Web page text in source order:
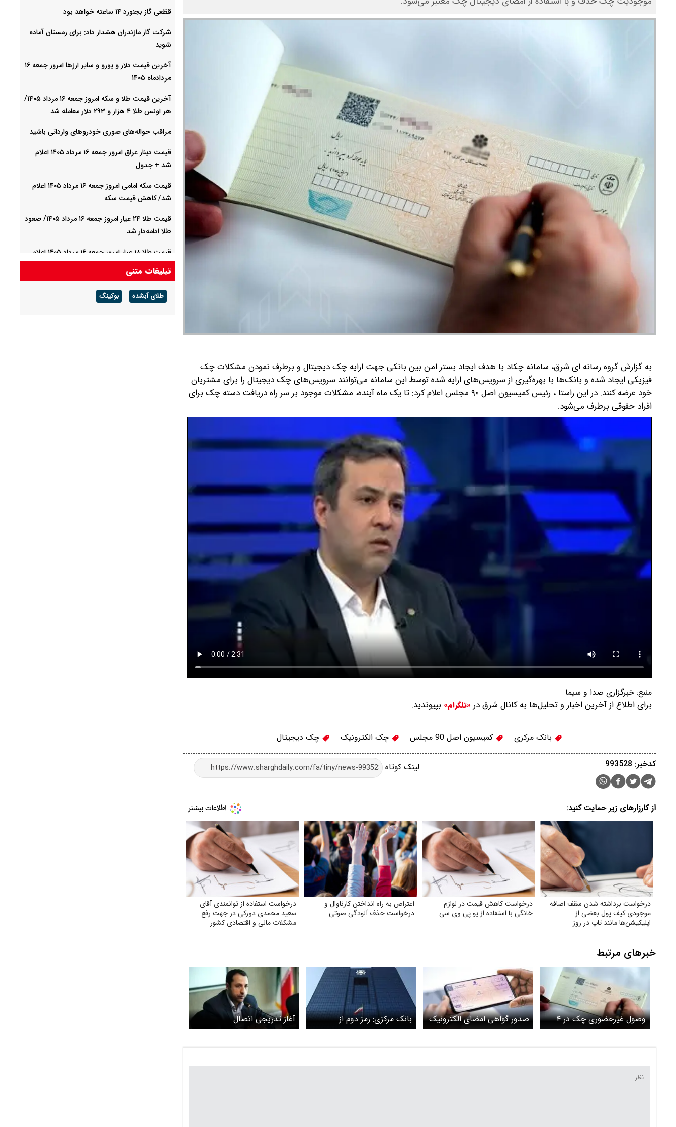
به گزارش گروه رسانه ای شرق، سامانه چکاد با هدف ایجاد بستر امن بین بانکی جهت ارایه چک دیجیتال و برطرف نمودن مشکلات چک
فیزیکی ایجاد شده و بانک‌ها با بهره‌گیری از سرویس‌های ارایه شده توسط این سامانه می‌توانند سرویس‌های چک دیجیتال را برای مشتریان
خود عرضه کنند.
در این راستا ، رئیس کمیسیون اصل ۹۰ مجلس اعلام کرد: تا یک ماه آینده، مشکلات موجود بر سر راه دریافت دسته چک برای
افراد حقوقی برطرف می‌شود.
منبع: خبرگزاری صدا و سیما
برای اطلاع از آخرین اخبار و تحلیل‌ها به کانال شرق در «تلگرام» بپیوندید.
بانک مرکزی کمیسیون اصل 90 مجلس چک الکترونیک چک دیجیتال
لینک کوتاه کدخبر: 993528
از کارزارهای زیر حمایت کنید:
درخواست برداشته شدن سقف اضافه‌
موجودی کیف پول بعضی از
اپلیکیشن‌ها مانند تاپ در روز
درخواست کاهش قیمت در لوازم
خانگی با استفاده از یو پی وی سی
اعتراض به راه انداختن کارناوال و
درخواست حذف آلودگی صوتی
درخواست استفاده از توانمندی آقای
سعید محمدی دورکی در جهت رفع
مشکلات مالی و اقتصادی کشور
خبرهای مرتبط
وصول غیرحضوری چک در ۴
بانک
صدور گواهی امضای الکترونیک
از ۲۰ آبان‌/ بانک مرکزی: چک‌
بانک مرکزی: رمز دوم از
پرداخت‌های دوره‌ای حذف
آغاز تدریجی اتصال
دسته‌چک‌ها به دستگاه‌های
قظعی گاز بجنورد ۱۴ ساعته خواهد بود
شرکت گاز مازندران هشدار داد: برای زمستان آماده
شوید
آخرین قیمت دلار و یورو و سایر ارزها امروز جمعه ۱۶
مردادماه ۱۴۰۵
آخرین قیمت طلا و سکه امروز جمعه ۱۶ مرداد ۱۴۰۵/
هر اونس طلا ۴ هزار و ٢٩٣ دلار معامله شد
مراقب حواله‌های صوری خودروهای وارداتی باشید
قیمت دینار عراق امروز جمعه ۱۶ مرداد ۱۴۰۵ اعلام
شد + جدول
قیمت سکه امامی امروز جمعه ۱۶ مرداد ۱۴۰۵ اعلام
شد/ کاهش قیمت سکه
قیمت طلا ۲۴ عیار امروز جمعه ۱۶ مرداد ۱۴۰۵/ صعود
طلا ادامه‌دار شد
قیمت طلا ۱۸ عیار امروز جمعه ۱۶ مرداد ۱۴۰۵ اعلام
شد/ طلا بر مدار صعود
آخرین مهلت تایید محل زندگی برای جلوگیری از
حذف کالابرگ اعلام شد / پیامک ارسالی لینک ندارد
تبلیغات متنی
طلای آبشده بوکینگ